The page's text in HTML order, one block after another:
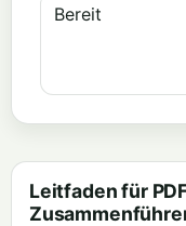
Bereit
Leitfaden für